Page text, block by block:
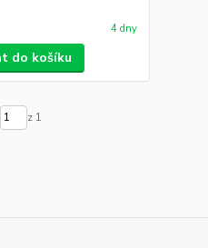
4 dny
do košíku
z 1